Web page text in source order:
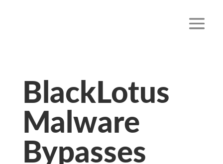
BlackLotus
Malware
Bypasses